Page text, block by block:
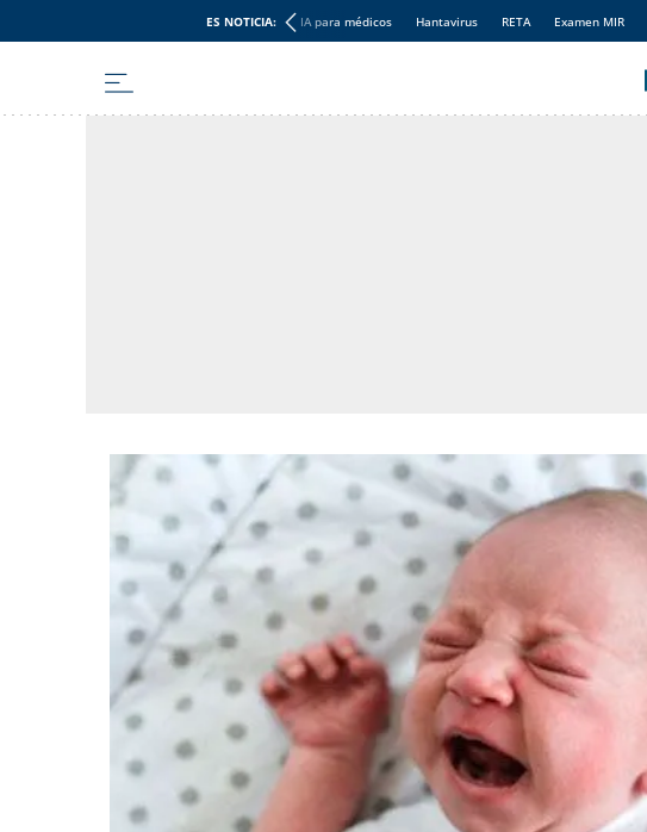
ES NOTICIA: IA para médicos Hantavirus RETA Examen MIR